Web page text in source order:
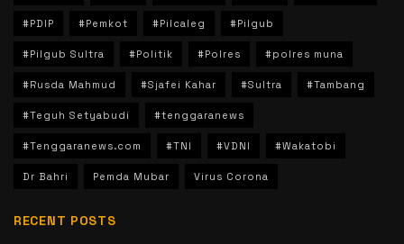
#PDIP #Pemkot #Pilcaleg #Pilgub
#Pilgub Sultra #Politik #Polres #polres muna
#Rusda Mahmud #Sjafei Kahar #Sultra #Tambang
#Teguh Setyabudi #tenggaranews
#Tenggaranews.com #TNI #VDNI #Wakatobi
Dr Bahri Pemda Mubar Virus Corona
RECENT POSTS